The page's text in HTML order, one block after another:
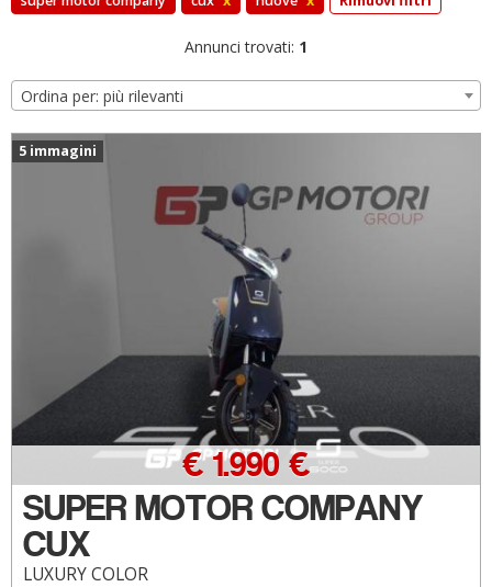
Annunci trovati: 1
Ordina per: più rilevanti
5 immagini
SUPER MOTOR COMPANY
CUX
LUXURY COLOR
€ 1.990 €